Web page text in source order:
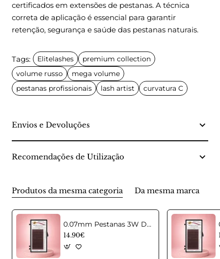
certificados em extensões de pestanas. A técnica
correta de aplicação é essencial para garantir
retenção, segurança e saúde das pestanas naturais.
Tags: Elitelashes
premium collection
volume russo
mega volume
pestanas profissionais
lash artist curvatura C
Envios e Devoluções
Recomendações de Utilização
Produtos da mesma categoria Da mesma marca
0.07mm Pestanas 3W D Castanhas em curvatura C Mix
14.90€